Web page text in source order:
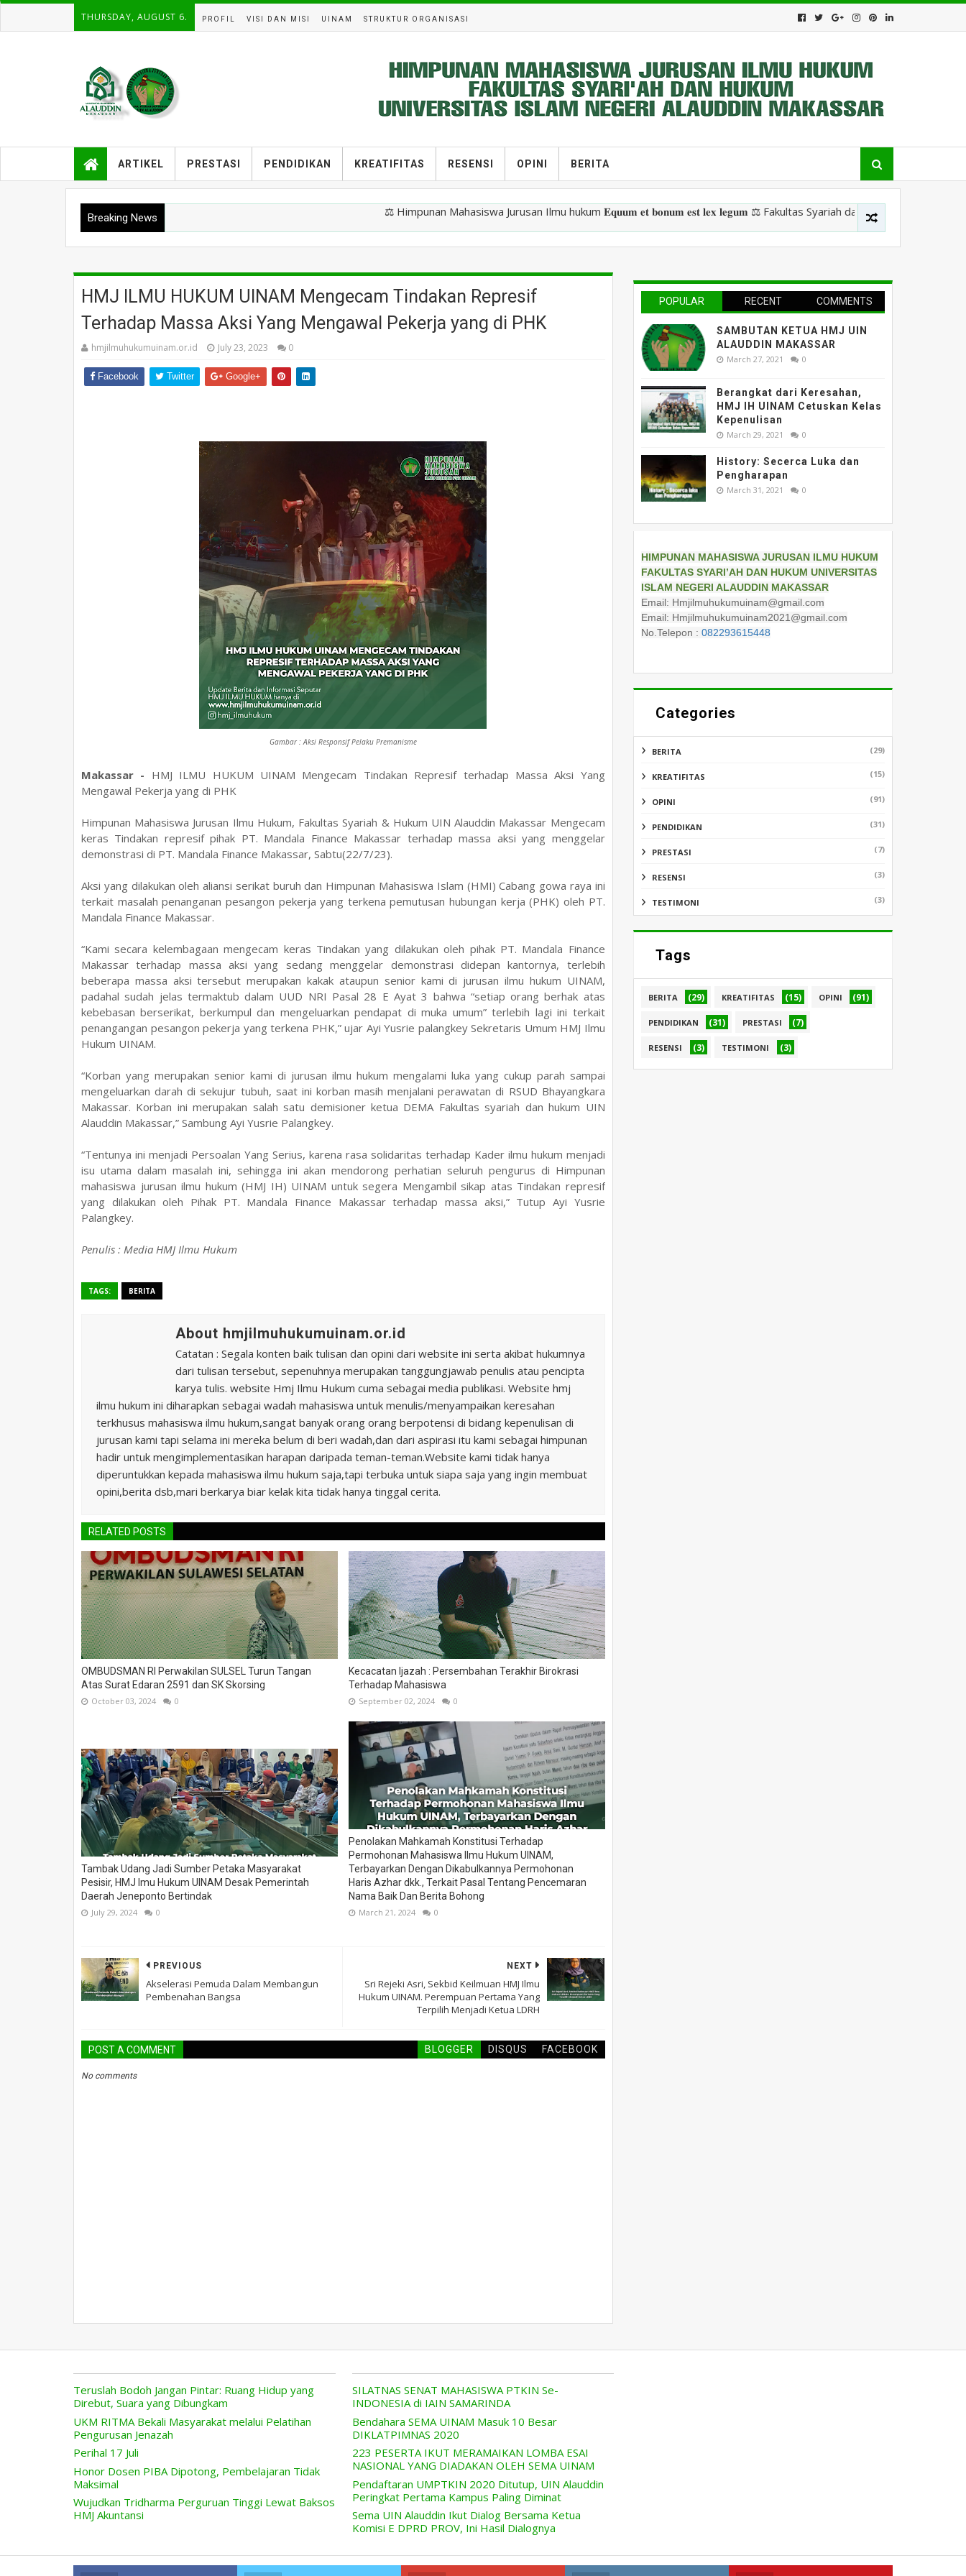
THURSDAY, AUGUST 6. PROFIL VISI DAN MISI UINAM STRUKTUR ORGANISASI
ARTIKEL PRESTASI PENDIDIKAN KREATIFITAS RESENSI OPINI BERITA
Breaking News ⚖️ Himpunan Mahasiswa Jurusan Ilmu hukum 𝐄𝐪𝐮𝐮𝐦 𝐞𝐭 𝐛𝐨𝐧𝐮𝐦 𝐞𝐬𝐭 𝐥𝐞𝐱 𝐥𝐞𝐠𝐮𝐦 ⚖️ Fakultas Syariah dan Hukum, Uin Alauddin
HMJ ILMU HUKUM UINAM Mengecam Tindakan Represif
Terhadap Massa Aksi Yang Mengawal Pekerja yang di PHK
hmjilmuhukumuinam.or.id July 23, 2023 0
Facebook Twitter Google+
Gambar : Aksi Responsif Pelaku Premanisme
Makassar - HMJ ILMU HUKUM UINAM Mengecam Tindakan Represif terhadap Massa Aksi Yang
Mengawal Pekerja yang di PHK
Himpunan Mahasiswa Jurusan Ilmu Hukum, Fakultas Syariah & Hukum UIN Alauddin Makassar Mengecam
keras Tindakan represif pihak PT. Mandala Finance Makassar terhadap massa aksi yang menggelar
demonstrasi di PT. Mandala Finance Makassar, Sabtu(22/7/23).
Aksi yang dilakukan oleh aliansi serikat buruh dan Himpunan Mahasiswa Islam (HMI) Cabang gowa raya ini
terkait masalah penanganan pesangon pekerja yang terkena pemutusan hubungan kerja (PHK) oleh PT.
Mandala Finance Makassar.
“Kami secara kelembagaan mengecam keras Tindakan yang dilakukan oleh pihak PT. Mandala Finance
Makassar terhadap massa aksi yang sedang menggelar demonstrasi didepan kantornya, terlebih
beberapa massa aksi tersebut merupakan kakak ataupun senior kami di jurusan ilmu hukum UINAM,
padahal sudah jelas termaktub dalam UUD NRI Pasal 28 E Ayat 3 bahwa “setiap orang berhak atas
kebebasan berserikat, berkumpul dan mengeluarkan pendapat di muka umum” terlebih lagi ini terkait
penangangan pesangon pekerja yang terkena PHK,” ujar Ayi Yusrie palangkey Sekretaris Umum HMJ Ilmu
Hukum UINAM.
“Korban yang merupakan senior kami di jurusan ilmu hukum mengalami luka yang cukup parah sampai
mengeluarkan darah di sekujur tubuh, saat ini korban masih menjalani perawatan di RSUD Bhayangkara
Makassar. Korban ini merupakan salah satu demisioner ketua DEMA Fakultas syariah dan hukum UIN
Alauddin Makassar,” Sambung Ayi Yusrie Palangkey.
“Tentunya ini menjadi Persoalan Yang Serius, karena rasa solidaritas terhadap Kader ilmu hukum menjadi
isu utama dalam masalah ini, sehingga ini akan mendorong perhatian seluruh pengurus di Himpunan
mahasiswa jurusan ilmu hukum (HMJ IH) UINAM untuk segera Mengambil sikap atas Tindakan represif
yang dilakukan oleh Pihak PT. Mandala Finance Makassar terhadap massa aksi,” Tutup Ayi Yusrie
Palangkey.
Penulis : Media HMJ Ilmu Hukum
TAGS: BERITA
About hmjilmuhukumuinam.or.id
Catatan : Segala konten baik tulisan dan opini dari website ini serta akibat hukumnya
dari tulisan tersebut, sepenuhnya merupakan tanggungjawab penulis atau pencipta
karya tulis. website Hmj Ilmu Hukum cuma sebagai media publikasi. Website hmj
ilmu hukum ini diharapkan sebagai wadah mahasiswa untuk menulis/menyampaikan keresahan
terkhusus mahasiswa ilmu hukum,sangat banyak orang orang berpotensi di bidang kepenulisan di
jurusan kami tapi selama ini mereka belum di beri wadah,dan dari aspirasi itu kami sebagai himpunan
hadir untuk mengimplementasikan harapan daripada teman-teman.Website kami tidak hanya
diperuntukkan kepada mahasiswa ilmu hukum saja,tapi terbuka untuk siapa saja yang ingin membuat
opini,berita dsb,mari berkarya biar kelak kita tidak hanya tinggal cerita.
RELATED POSTS
OMBUDSMAN RI Perwakilan SULSEL Turun Tangan
Atas Surat Edaran 2591 dan SK Skorsing
October 03, 2024 0
Kecacatan Ijazah : Persembahan Terakhir Birokrasi
Terhadap Mahasiswa
September 02, 2024 0
Tambak Udang Jadi Sumber Petaka Masyarakat
Pesisir, HMJ Imu Hukum UINAM Desak Pemerintah
Daerah Jeneponto Bertindak
July 29, 2024 0
Penolakan Mahkamah Konstitusi Terhadap
Permohonan Mahasiswa Ilmu Hukum UINAM,
Terbayarkan Dengan Dikabulkannya Permohonan
Haris Azhar dkk., Terkait Pasal Tentang Pencemaran
Nama Baik Dan Berita Bohong
March 21, 2024 0
NEXT
Sri Rejeki Asri, Sekbid Keilmuan HMJ Ilmu
Hukum UINAM. Perempuan Pertama Yang
Terpilih Menjadi Ketua LDRH
PREVIOUS
Akselerasi Pemuda Dalam Membangun
Pembenahan Bangsa
POST A COMMENT BLOGGER DISQUS FACEBOOK
No comments
POPULAR RECENT COMMENTS
SAMBUTAN KETUA HMJ UIN
ALAUDDIN MAKASSAR
March 27, 2021 0
Berangkat dari Keresahan,
HMJ IH UINAM Cetuskan Kelas
Kepenulisan
March 29, 2021 0
History: Secerca Luka dan
Pengharapan
March 31, 2021 0
HIMPUNAN MAHASISWA JURUSAN ILMU HUKUM
FAKULTAS SYARI’AH DAN HUKUM UNIVERSITAS
ISLAM NEGERI ALAUDDIN MAKASSAR
Email: Hmjilmuhukumuinam@gmail.com
Email: Hmjilmuhukumuinam2021@gmail.com
No.Telepon :082293615448
Categories
BERITA (29)
KREATIFITAS (15)
OPINI (91)
PENDIDIKAN (31)
PRESTASI (7)
RESENSI (3)
TESTIMONI (3)
Tags
BERITA (29) KREATIFITAS (15) OPINI (91)
PENDIDIKAN (31) PRESTASI (7)
RESENSI (3) TESTIMONI (3)
Teruslah Bodoh Jangan Pintar: Ruang Hidup yang
Direbut, Suara yang Dibungkam
UKM RITMA Bekali Masyarakat melalui Pelatihan
Pengurusan Jenazah
Perihal 17 Juli
Honor Dosen PIBA Dipotong, Pembelajaran Tidak
Maksimal
Wujudkan Tridharma Perguruan Tinggi Lewat Baksos
HMJ Akuntansi
SILATNAS SENAT MAHASISWA PTKIN Se-
INDONESIA di IAIN SAMARINDA
Bendahara SEMA UINAM Masuk 10 Besar
DIKLATPIMNAS 2020
223 PESERTA IKUT MERAMAIKAN LOMBA ESAI
NASIONAL YANG DIADAKAN OLEH SEMA UINAM
Pendaftaran UMPTKIN 2020 Ditutup, UIN Alauddin
Peringkat Pertama Kampus Paling Diminat
Sema UIN Alauddin Ikut Dialog Bersama Ketua
Komisi E DPRD PROV, Ini Hasil Dialognya